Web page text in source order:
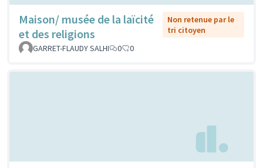
Maison/ musée de la laïcité
et des religions
Non retenue par le
tri citoyen
GARRET-FLAUDY SALHI
0 0